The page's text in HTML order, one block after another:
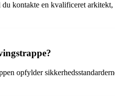
kontakte en kvalificeret
opfylder